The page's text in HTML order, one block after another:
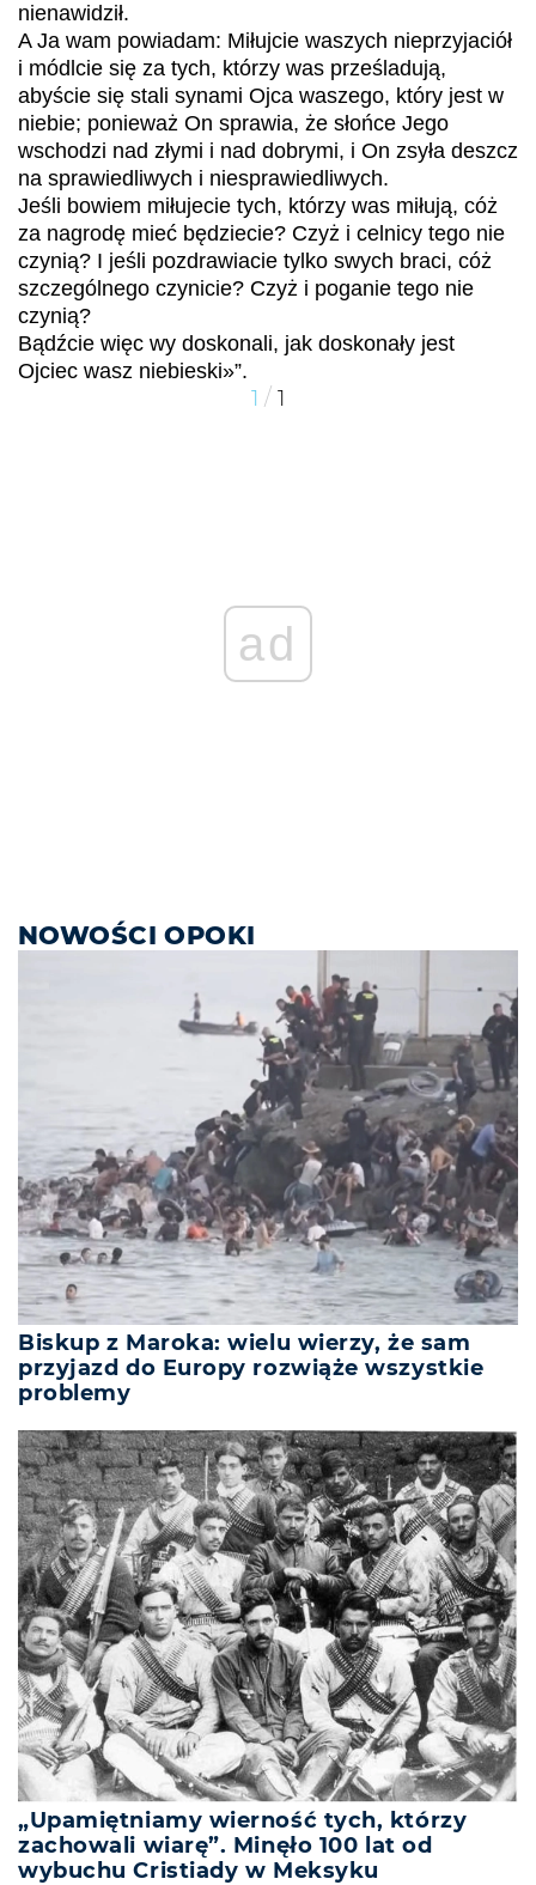
nienawidził.
A Ja wam powiadam: Miłujcie waszych nieprzyjaciół
i módlcie się za tych, którzy was prześladują,
abyście się stali synami Ojca waszego, który jest w
niebie; ponieważ On sprawia, że słońce Jego
wschodzi nad złymi i nad dobrymi, i On zsyła deszcz
na sprawiedliwych i niesprawiedliwych.
Jeśli bowiem miłujecie tych, którzy was miłują, cóż
za nagrodę mieć będziecie? Czyż i celnicy tego nie
czynią? I jeśli pozdrawiacie tylko swych braci, cóż
szczególnego czynicie? Czyż i poganie tego nie
czynią?
Bądźcie więc wy doskonali, jak doskonały jest
Ojciec wasz niebieski»”.
1 / 1
ad
NOWOŚCI OPOKI
Biskup z Maroka: wielu wierzy, że sam
przyjazd do Europy rozwiąże wszystkie
problemy
„Upamiętniamy wierność tych, którzy
zachowali wiarę”. Minęło 100 lat od
wybuchu Cristiady w Meksyku